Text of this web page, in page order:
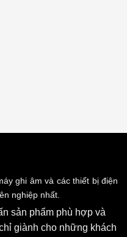
ghi âm và các thiết bị điện
nghiệp nhất.
sản phẩm phù hợp và
giành cho những khách